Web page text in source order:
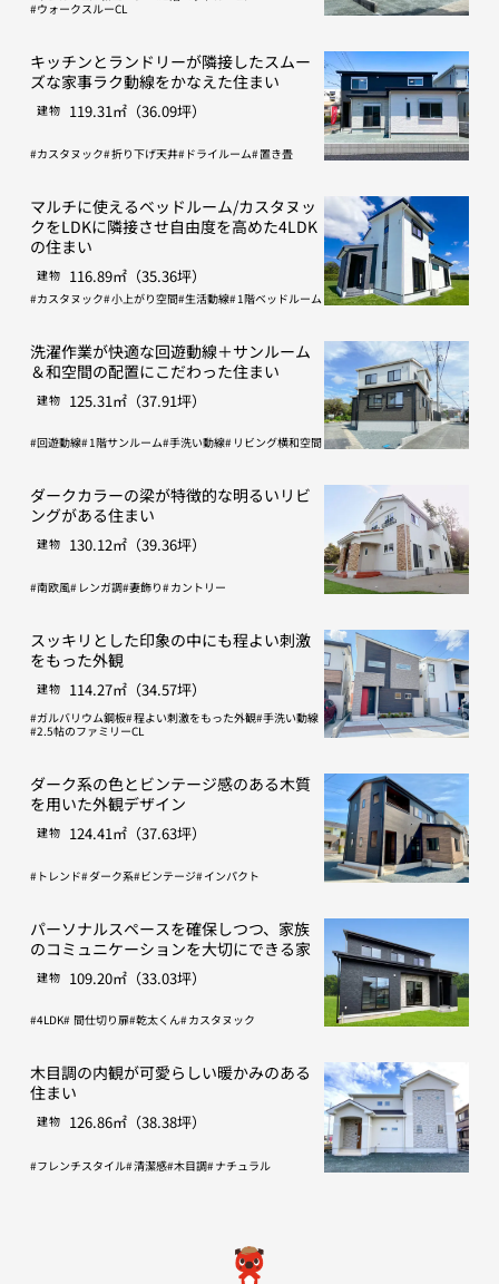
ウォークスルーCL
キッチンとランドリーが隣接したスムー
ズな家事ラク動線をかなえた住まい
建物 119.31㎡（36.09坪）
カスタヌック 折り下げ天井 ドライルーム 置き畳
マルチに使えるベッドルーム/カスタヌッ
クをLDKに隣接させ自由度を高めた4LDK
の住まい
建物 116.89㎡（35.36坪）
カスタヌック 小上がり空間 生活動線 1階ベッドルーム
洗濯作業が快適な回遊動線＋サンルーム
＆和空間の配置にこだわった住まい
建物 125.31㎡（37.91坪）
回遊動線 1階サンルーム 手洗い動線 リビング横和空間
ダークカラーの梁が特徴的な明るいリビ
ングがある住まい
建物 130.12㎡（39.36坪）
南欧風 レンガ調 妻飾り カントリー
スッキリとした印象の中にも程よい刺激
をもった外観
建物 114.27㎡（34.57坪）
ガルバリウム鋼板 程よい刺激をもった外観 手洗い動線
2.5帖のファミリーCL
ダーク系の色とビンテージ感のある木質
を用いた外観デザイン
建物 124.41㎡（37.63坪）
トレンド ダーク系 ビンテージ インパクト
パーソナルスペースを確保しつつ、家族
のコミュニケーションを大切にできる家
建物 109.20㎡（33.03坪）
4LDK 間仕切り扉 乾太くん カスタヌック
木目調の内観が可愛らしい暖かみのある
住まい
建物 126.86㎡（38.38坪）
フレンチスタイル 清潔感 木目調 ナチュラル